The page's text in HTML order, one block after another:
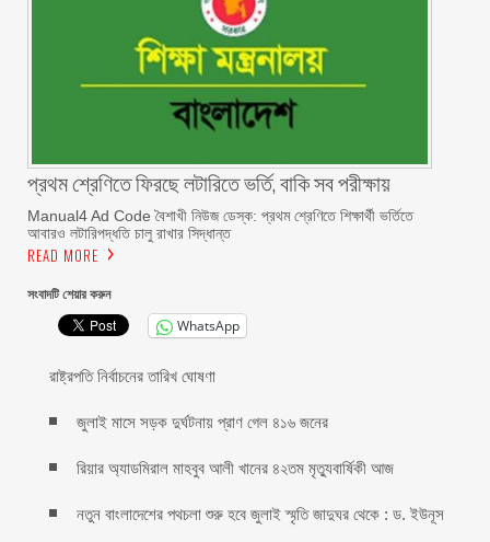
প্রথম শ্রেণিতে ফিরছে লটারিতে ভর্তি, বাকি সব পরীক্ষায়
Manual4 Ad Code বৈশাখী নিউজ ডেস্ক: প্রথম শ্রেণিতে শিক্ষার্থী ভর্তিতে
আবারও লটারিপদ্ধতি চালু রাখার সিদ্ধান্ত
READ MORE
সংবাদটি শেয়ার করুন
WhatsApp
রাষ্ট্রপতি নির্বাচনের তারিখ ঘোষণা
জুলাই মাসে সড়ক দুর্ঘটনায় প্রাণ গেল ৪১৬ জনের
রিয়ার অ্যাডমিরাল মাহবুব আলী খানের ৪২তম মৃত্যুবার্ষিকী আজ
নতুন বাংলাদেশের পথচলা শুরু হবে জুলাই স্মৃতি জাদুঘর থেকে : ড. ইউনূস